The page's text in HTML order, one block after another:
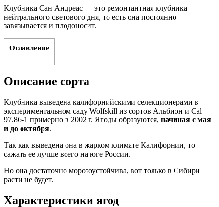
Клубника Сан Андреас — это ремонтантная клубника
нейтрального светового дня, то есть она постоянно
завязывается и плодоносит.
Оглавление
Описание сорта
Клубника выведена калифорнийскими селекционерами в
экспериментальном саду Wolfskill из сортов Альбион и Cal
97.86-1 примерно в 2002 г. Ягоды образуются, начиная с мая
и до октября.
Так как выведена она в жарком климате Калифорнии, то
сажать ее лучше всего на юге России.
Но она достаточно морозоустойчива, вот только в Сибири
расти не будет.
Характеристики ягод